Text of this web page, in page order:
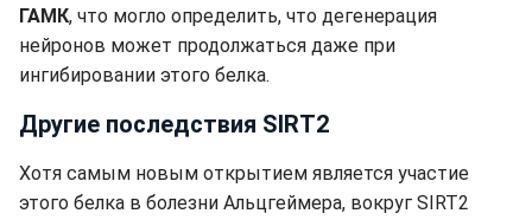
ГАМК, что могло определить, что дегенерация
нейронов может продолжаться даже при
ингибировании этого белка.
Другие последствия SIRT2
Хотя самым новым открытием является участие
этого белка в болезни Альцгеймера, вокруг SIRT2